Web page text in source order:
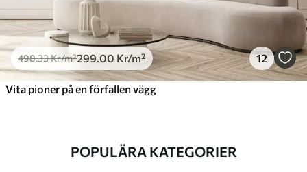
498.33Kr/m²299 .00 Kr/m² 12
Vita pioner på en förfallen vägg
POPULÄRA KATEGORIER